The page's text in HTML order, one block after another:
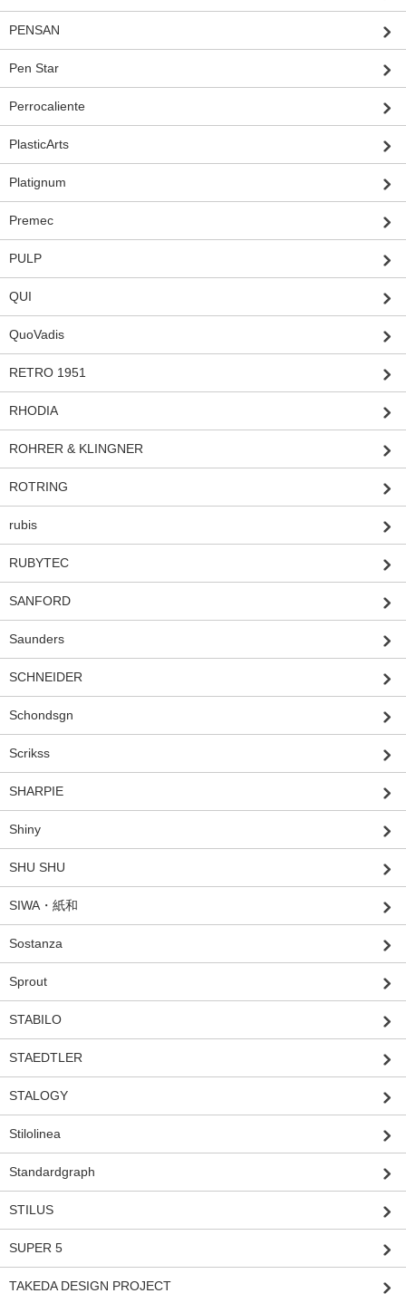
PENSAN
Pen Star
Perrocaliente
PlasticArts
Platignum
Premec
PULP
QUI
QuoVadis
RETRO 1951
RHODIA
ROHRER & KLINGNER
ROTRING
rubis
RUBYTEC
SANFORD
Saunders
SCHNEIDER
Schondsgn
Scrikss
SHARPIE
Shiny
SHU SHU
SIWA・紙和
Sostanza
Sprout
STABILO
STAEDTLER
STALOGY
Stilolinea
Standardgraph
STILUS
SUPER 5
TAKEDA DESIGN PROJECT